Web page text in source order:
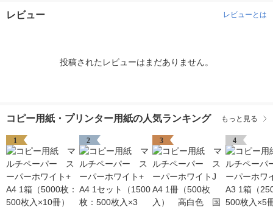
レビュー レビューとは
投稿されたレビューはまだありません。
コピー用紙・プリンター用紙の人気ランキング もっと見る
1 2 3 4